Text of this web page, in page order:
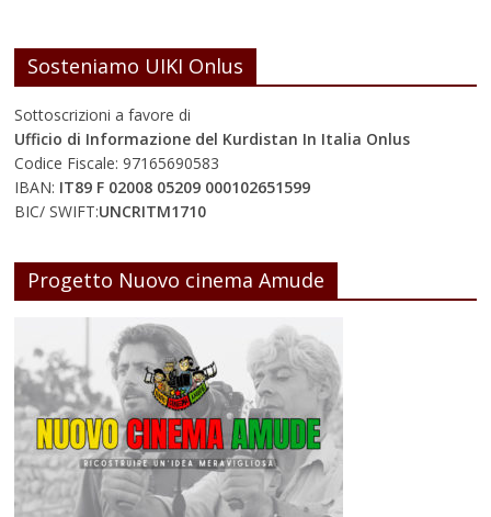
Sosteniamo UIKI Onlus
Sottoscrizioni a favore di
Ufficio di Informazione del Kurdistan In Italia Onlus
Codice Fiscale: 97165690583
IBAN: IT89 F 02008 05209 000102651599
BIC/ SWIFT:UNCRITM1710
Progetto Nuovo cinema Amude